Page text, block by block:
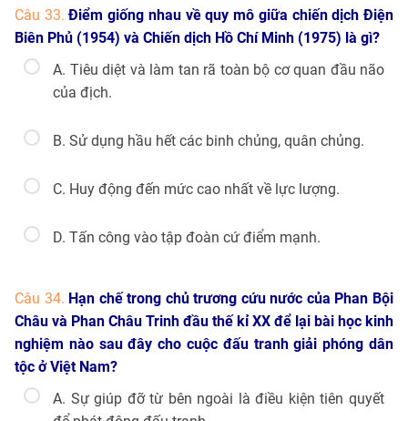
Câu 33.Điểm giống nhau về quy mô giữa chiến dịch Điện
Biên Phủ (1954) và Chiến dịch Hồ Chí Minh (1975) là gì?
A. Tiêu diệt và làm tan rã toàn bộ cơ quan đầu não
của địch.
B. Sử dụng hầu hết các binh chủng, quân chủng.
C. Huy động đến mức cao nhất về lực lượng.
D. Tấn công vào tập đoàn cứ điểm mạnh.
Câu 34. Hạn chế trong chủ trương cứu nước của Phan Bội
Châu và Phan Châu Trinh đầu thế kỉ XX để lại bài học kinh
nghiệm nào sau đây cho cuộc đấu tranh giải phóng dân
tộc ở Việt Nam?
A. Sự giúp đỡ từ bên ngoài là điều kiện tiên quyết